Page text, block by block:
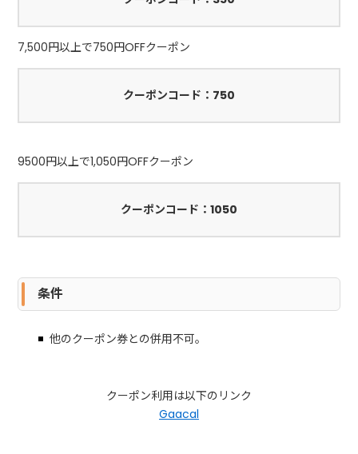
7,500円以上で750円OFFクーポン
クーポンコード：750
9500円以上で1,050円OFFクーポン
クーポンコード：1050
条件
他のクーポン券との併用不可。
クーポン利用は以下のリンク
Gaacal